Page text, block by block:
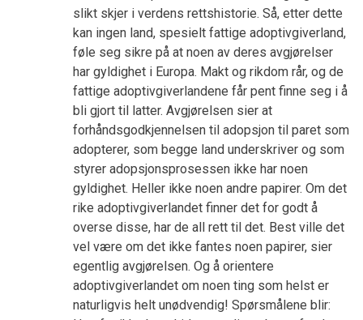
slikt skjer i verdens rettshistorie. Så, etter dette
kan ingen land, spesielt fattige adoptivgiverland,
føle seg sikre på at noen av deres avgjørelser
har gyldighet i Europa. Makt og rikdom rår, og de
fattige adoptivgiverlandene får pent finne seg i å
bli gjort til latter. Avgjørelsen sier at
forhåndsgodkjennelsen til adopsjon til paret som
adopterer, som begge land underskriver og som
styrer adopsjonsprosessen ikke har noen
gyldighet. Heller ikke noen andre papirer. Om det
rike adoptivgiverlandet finner det for godt å
overse disse, har de all rett til det. Best ville det
vel være om det ikke fantes noen papirer, sier
egentlig avgjørelsen. Og å orientere
adoptivgiverlandet om noen ting som helst er
naturligvis helt unødvendig! Spørsmålene blir: